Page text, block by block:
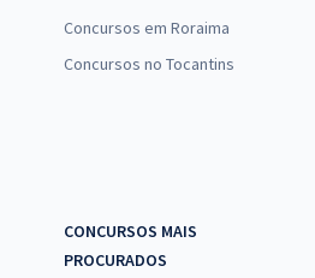
Concursos em Roraima
Concursos no Tocantins
CONCURSOS MAIS
PROCURADOS